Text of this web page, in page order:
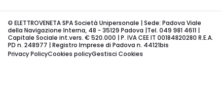
© ELETTROVENETA SPA Società Unipersonale | Sede: Padova Viale
della Navigazione Interna, 48 - 35129 Padova |Tel. 049 981 4611 |
Capitale Sociale int.vers. € 520.000 | P. IVA CEE IT 00184820280 R.E.A.
PD n. 248977 | Registro Imprese di Padova n. 44121bis
Privacy PolicyCookies policyGestisci Cookies